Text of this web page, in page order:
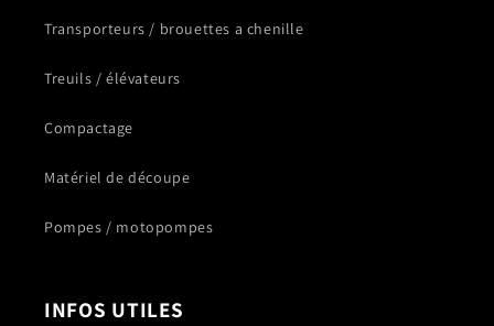
Transporteurs / brouettes a chenille
Treuils / élévateurs
Compactage
Matériel de découpe
Pompes / motopompes
INFOS UTILES